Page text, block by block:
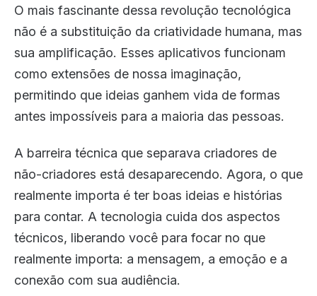
O mais fascinante dessa revolução tecnológica
não é a substituição da criatividade humana, mas
sua amplificação. Esses aplicativos funcionam
como extensões de nossa imaginação,
permitindo que ideias ganhem vida de formas
antes impossíveis para a maioria das pessoas.
A barreira técnica que separava criadores de
não-criadores está desaparecendo. Agora, o que
realmente importa é ter boas ideias e histórias
para contar. A tecnologia cuida dos aspectos
técnicos, liberando você para focar no que
realmente importa: a mensagem, a emoção e a
conexão com sua audiência.